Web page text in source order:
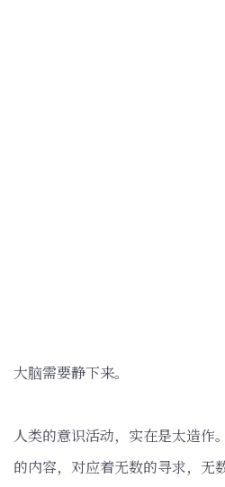
大脑需要静下来。
人类的意识活动，实在是太造作
的内容，对应着无数的寻求，无